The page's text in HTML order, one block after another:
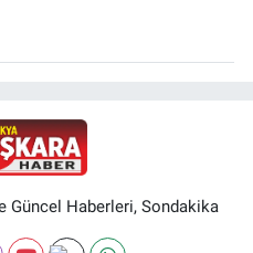
Güncel Haberleri, Sondakika